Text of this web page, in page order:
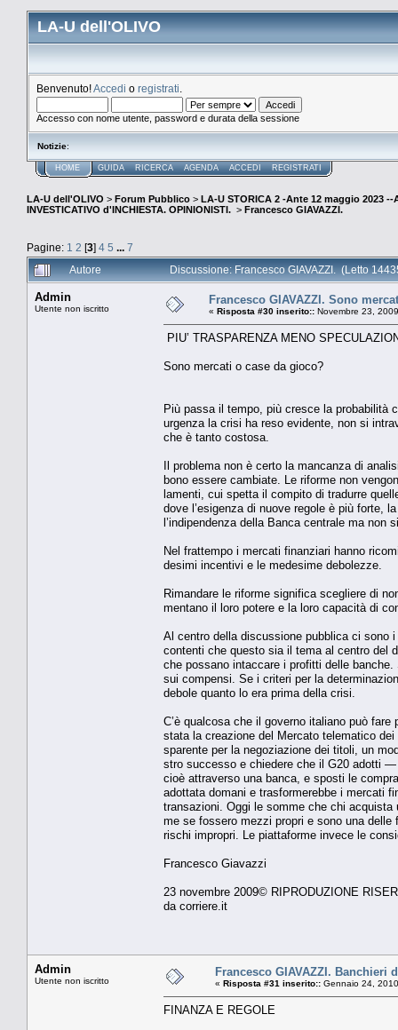
LA-U dell'OLIVO
Benvenuto!Accedi o registrati
Accesso con nome utente, password e durata della sessione
Notizie:
HOME GUIDA RICERCA AGENDA ACCEDI REGISTRATI
LA-U dell'OLIVO > Forum Pubblico > LA-U STORICA 2 -Ante 12 maggio 2023 --
INVESTICATIVO d'INCHIESTA. OPINIONISTI. > Francesco GIAVAZZI.
Pagine: 1 2 [3] 4 5 ... 7
Autore
Discussione: Francesco GIAVAZZI. (Letto
Admin
Utente non iscritto
Francesco GIAVAZZI. Sono
« Risposta #30 inserito:: Novembre 23,
PIU’ TRASPARENZA MENO
Sono mercati o case da gioco?
Più passa il tempo, più cresce la proba­bilità
urgenza la crisi ha reso evi­dente, non si
che è tanto costosa.
Il problema non è certo la mancanza di
bono essere cambiate. Le riforme non
lamenti, cui spetta il com­pito di tradurre
dove l’esigenza di nuove regole è più forte,
l’indipen­denza della Banca centrale ma non
Nel frattempo i mercati finanziari hanno
desimi incentivi e le mede­sime debolezze.
Rimandare le riforme si­gnifica scegliere di
mentano il loro potere e la loro capacità di
Al centro della discussio­ne pubblica ci sono
contenti che questo sia il tema al centro del
che possano intaccare i profitti delle
sui compensi. Se i criteri per la
debole quanto lo era pri­ma della crisi.
C’è qualcosa che il gover­no italiano può
stata la creazione del Mercato telematico
sparente per la negoziazio­ne dei titoli, un
stro successo e chiedere che il G20 adotti
cioè attraverso una banca, e sposti le
adottata domani e trasfor­merebbe i mercati
transazioni. Oggi le som­me che chi acquista
me se fossero mezzi pro­pri e sono una
rischi impropri. Le piatta­forme invece le
Francesco Giavazzi
23 novembre 2009© RIPRODUZIONE
da corriere.it
Admin
Utente non iscritto
Francesco GIAVAZZI. Banchieri
« Risposta #31 inserito:: Gennaio 24,
FINANZA E REGOLE